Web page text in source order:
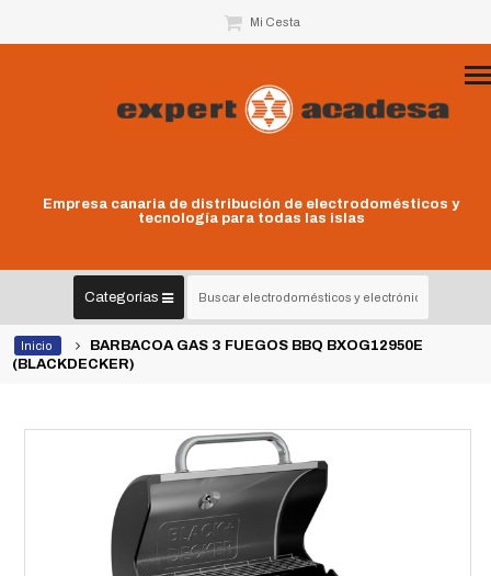
Mi Cesta
Empresa canaria de distribución de electrodomésticos y
tecnología para todas las islas
Categorías
Inicio
BARBACOA GAS 3 FUEGOS BBQ BXOG12950E
(BLACKDECKER)